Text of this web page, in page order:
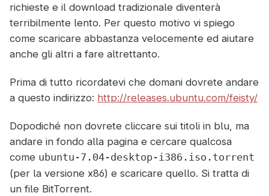
richieste e il download tradizionale diventerà
terribilmente lento. Per questo motivo vi spiego
come scaricare abbastanza velocemente ed aiutare
anche gli altri a fare altrettanto.
Prima di tutto ricordatevi che domani dovrete andare
a questo indirizzo: http://releases.ubuntu.com/feisty/
Dopodiché non dovrete cliccare sui titoli in blu, ma
andare in fondo alla pagina e cercare qualcosa
come ubuntu-7.04-desktop-i386.iso.torrent
(per la versione x86) e scaricare quello. Si tratta di
un file BitTorrent.